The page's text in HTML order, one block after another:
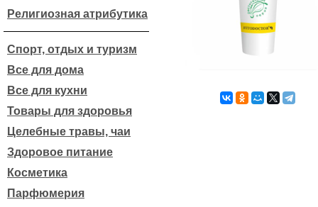
Религиозная атрибутика
Спорт, отдых и туризм
Все для дома
Все для кухни
Товары для здоровья
Целебные травы, чаи
Здоровое питание
Косметика
Парфюмерия